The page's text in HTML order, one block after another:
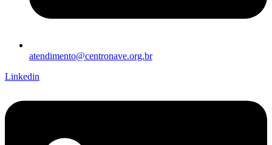
atendimento@centronave.org.br
Linkedin